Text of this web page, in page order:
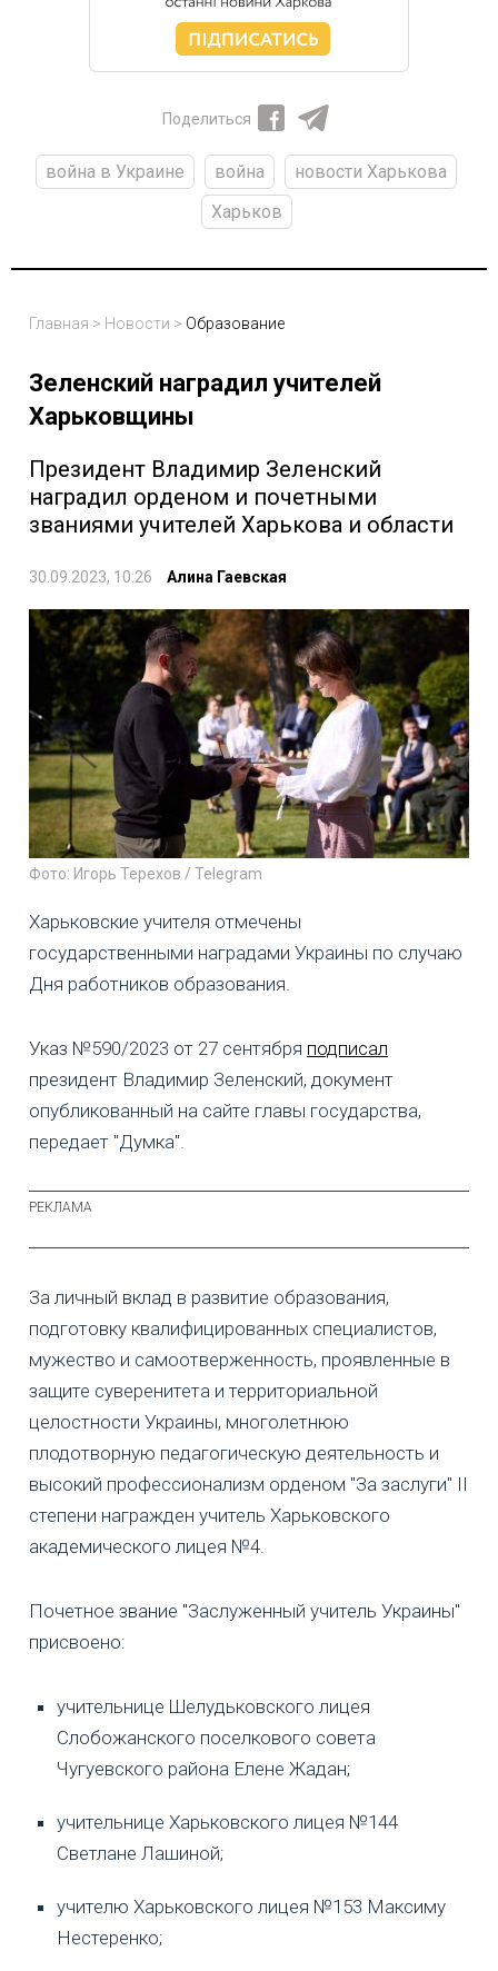
Поделиться
война в Украине война
новости Харькова
Харьков
Главная > Новости > Образование
Зеленский наградил учителей
Харьковщины
Президент Владимир Зеленский
наградил орденом и почетными
званиями учителей Харькова и области
30.09.2023, 10:26 Алина Гаевская
Фото: Игорь Терехов / Telegram
Харьковские учителя отмечены
государственными наградами Украины по случаю
Дня работников образования.
Указ №590/2023 от 27 сентября подписал
президент Владимир Зеленский, документ
опубликованный на сайте главы государства,
передает "Думка".
За личный вклад в развитие образования,
подготовку квалифицированных специалистов,
мужество и самоотверженность, проявленные в
защите суверенитета и территориальной
целостности Украины, многолетнюю
плодотворную педагогическую деятельность и
высокий профессионализм орденом "За заслуги" ІІ
степени награжден учитель Харьковского
академического лицея №4.
Почетное звание "Заслуженный учитель Украины"
присвоено:
учительнице Шелудьковского лицея
Слобожанского поселкового совета
Чугуевского района Елене Жадан;
учительнице Харьковского лицея №144
Светлане Лашиной;
учителю Харьковского лицея №153 Максиму
Нестеренко;